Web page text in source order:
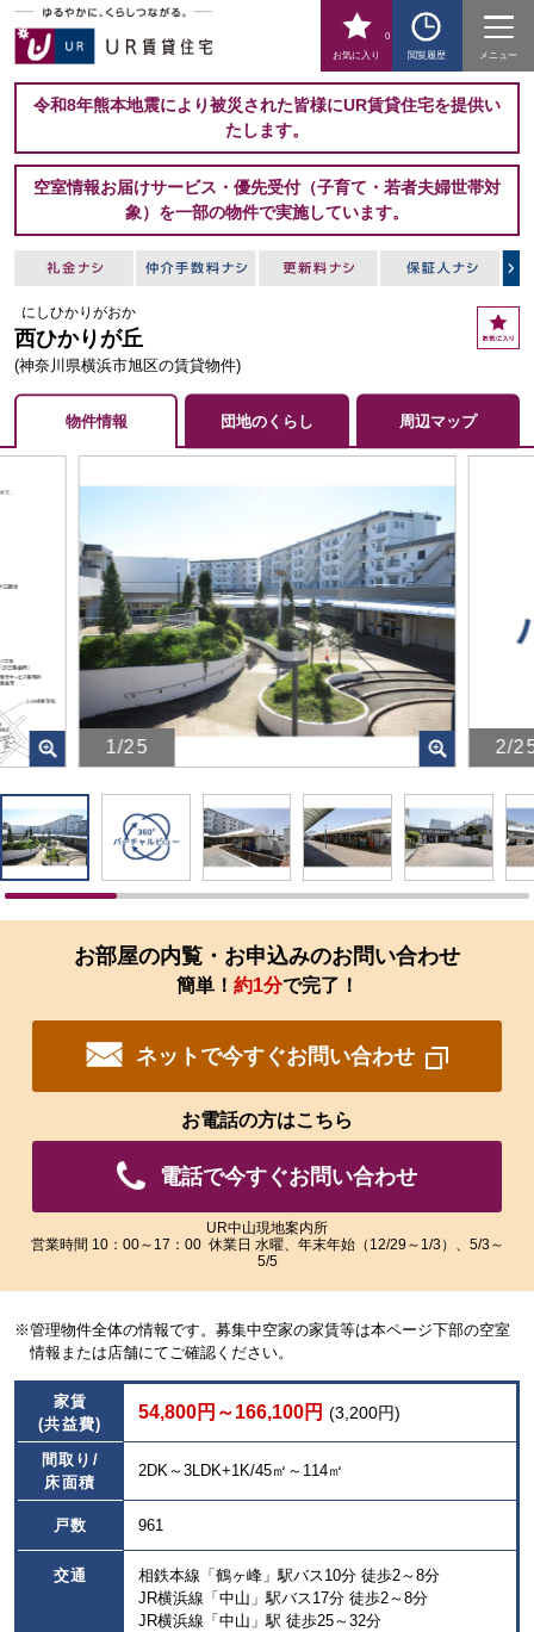
お気に入り
0
閲覧履歴
メニュー
令和8年熊本地震により被災された皆様にUR賃貸住宅を提供い
たします。
空室情報お届けサービス・優先受付（子育て・若者夫婦世帯対
象）を一部の物件で実施しています。
にしひかりがおか
西ひかりが丘
(神奈川県横浜市旭区の賃貸物件)
お
気
物件情報 団地のくらし 周辺マップ
1/25
画
像
を
ク
リ
す
拡
大
さ
い
だ
ま
す。
2/
画
像
を
ク
リ
拡
い
だ
ま
お部屋の内覧・お申込みのお問い合わせ
簡単！ 約1分で完了！
ネットで今すぐお問い合わせ
お電話の方はこちら
電話で今すぐお問い合わせ
UR中山現地案内所
営業時間 10：00～17：00 休業日 水曜、年末年始（12/29～1/3）、5/3～
5/5
※管理物件全体の情報です。募集中空家の家賃等は本ページ下部の空室
情報または店舗にてご確認ください。
家賃
(共益費)
54,800円～166,100円 (3,200円)
間取り/
床面積
2DK～3LDK+1K/45㎡～114㎡
戸数 961
交通
相鉄本線「鶴ヶ峰」駅バス10分 徒歩2～8分
JR横浜線「中山」駅バス17分 徒歩2～8分
JR横浜線「中山」駅 徒歩25～32分